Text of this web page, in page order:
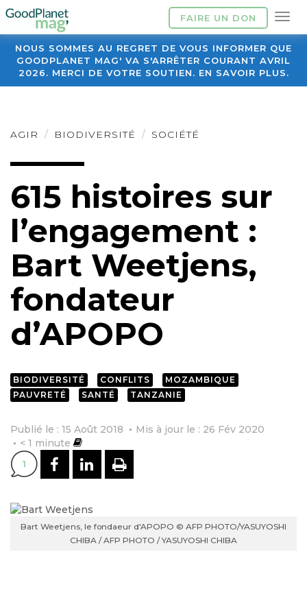
FAIRE UN DON
NOUS SOMMES AU REGRET DE VOUS INFORMER QUE
GOODPLANET MAG' VA S'ARRÊTER COURANT AVRIL
2026. MERCI DE VOTRE SOUTIEN. EN SAVOIR PLUS.
AGIR BIODIVERSITÉ SOCIÉTÉ
615 histoires sur
l’engagement :
Bart Weetjens,
fondateur
d’APOPO
BIODIVERSITÉ CONFLITS
MOZAMBIQUE
PAUVRETÉ
SANTÉ TANZANIE
Publié le : 15 Août 2018
Mis à jour le : 26 Fév 2020
< 1 minute
1 PARTAGER SUR FACEBOOK
PARTAGER SUR
IMPRIMER
Bart Weetjens, le fondaeur d'APOPO © AFP PHOTO/YASUYOSHI
CHIBA / AFP PHOTO / YASUYOSHI CHIBA